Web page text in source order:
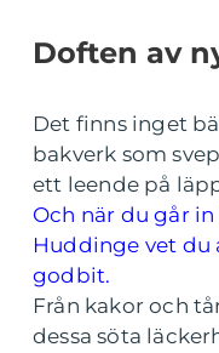
Doften av
Det finns inget
bakverk som
ett leende på
Och när du går
Huddinge vet du
godbit.
Från kakor och
dessa söta